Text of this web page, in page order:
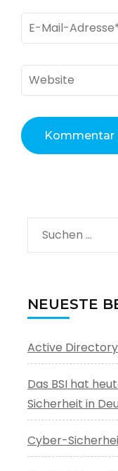
E-
Mail*
Website
Suchen
nach:
NEUESTE
Active
Das BSI hat
Sicherheit in
Cyber-